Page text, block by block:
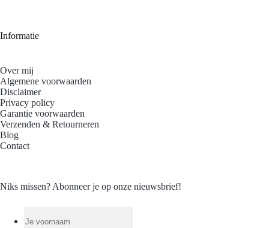
Informatie
Over mij
Algemene voorwaarden
Disclaimer
Privacy policy
Garantie voorwaarden
Verzenden & Retourneren
Blog
Contact
Niks missen? Abonneer je op onze nieuwsbrief!